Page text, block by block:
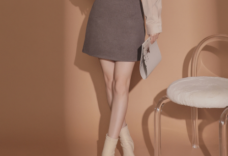
Perkhidmatan ini disediakan oleh Taiwan Mobile Co., Ltd. (“Syarikat”),
yang membolehkan pelanggan membeli barangan atau perkhidmatan
melalui perkhidmatan ini pada masa transaksi. Hasil daripada pembelian
atau pembayaran ansuran akan dipindahkan oleh peniaga kepada
Syarikat, dan pelanggan hendaklah membuat pembayaran mengikut
perjanjian menggunakan sistem bil Syarikat.
Untuk memenuhi hubungan kontrak yang terjalin melalui persetujuan
penggunaan OP Pay Later, peniaga akan memberikan maklumat peribadi
anda (termasuk nama, nombor telefon, atau alamat) kepada Syarikat bagi
tujuan pengumpulan, pemprosesan dan penggunaan data yang
diperlukan untuk pengebilan ansuran, termasuk pengesahan,
pengesahan semula dan pembetulan.
Untuk terma perkhidmatan penuh, sila rujuk pautan berikut:
" target="_blank" class="link revert-
keputusan pensijilan dan semakan oleh AFTEE.
2. Amaun perbelanjaan minimum mestilah lebih besar daripada NT$20.
3. Pada masa ini hanya tersedia untuk ahli Taiwan.
Ketiga, Syarat Perkhidmatan
Perkhidmatan AFTEE Beli Sekarang Bayar Kemudian disediakan oleh NP
Taiwan, Inc. dan AFTEE akan membuat bil kepada pengguna. AFTEE
akan menggunakan data peribadi yang dikumpul (termasuk nama
pembeli, no. telefon, nama penerima, no. telefon, alamat penerima) untuk
penggunaan perkhidmatan. Sila rujuk kepada "Penyata Pengumpulan
Data Peribadi, Pemprosesan, Penggunaan"
) untuk maklumat lanjut.
Jumlah yang diperakui untuk pengguna kali pertama yang lulus
kelulusan boleh sehingga NT$10,000. Jika pengguna tidak membuat
pembayaran dalam tempoh tersebut, yuran pembayaran lewat sebanyak
20% setahun akan dikenakan. Pengguna bawah umur dikehendaki
NT$100/pesanan | Penghantaran percuma untuk pesanan
Kadar Penghantaran